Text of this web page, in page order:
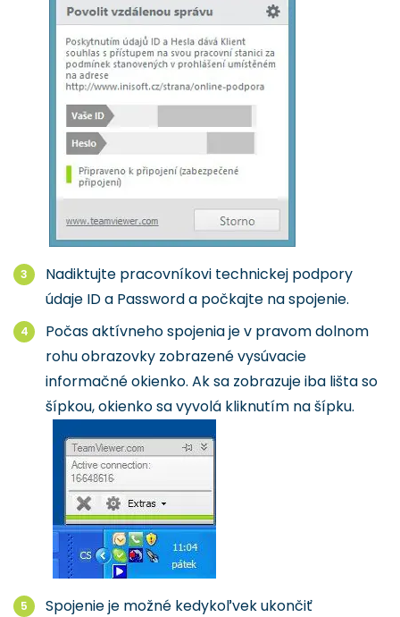
Nadiktujte pracovníkovi technickej podpory
údaje ID a Password a počkajte na spojenie.
Počas aktívneho spojenia je v pravom dolnom
rohu obrazovky zobrazené vysúvacie
informačné okienko. Ak sa zobrazuje iba lišta so
šípkou, okienko sa vyvolá kliknutím na šípku.
Spojenie je možné kedykoľvek ukončiť